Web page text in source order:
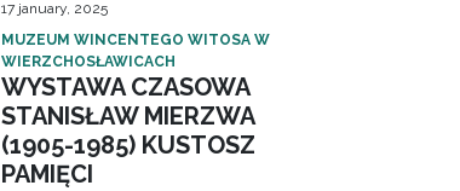
17 january, 2025
MUZEUM WINCENTEGO WITOSA W
WIERZCHOSŁAWICACH
WYSTAWA CZASOWA
STANISŁAW MIERZWA
(1905-1985) KUSTOSZ
PAMIĘCI